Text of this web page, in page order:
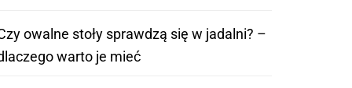
owalne stoły sprawdzą się w jadalni? –
warto je mieć